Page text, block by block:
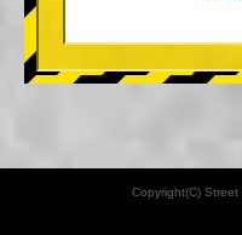
Copyright(C) Street